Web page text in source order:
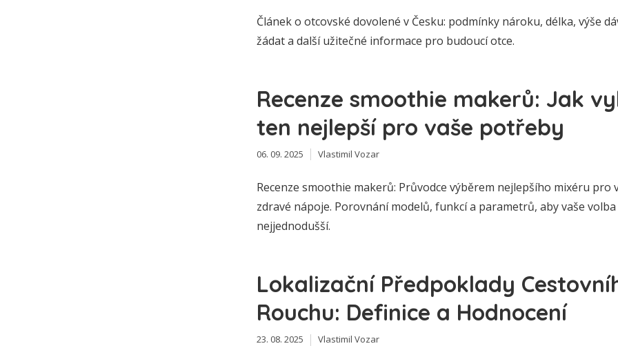
Článek o otcovské dovolené v Česku: podmínky nároku, délka, výše
žádat a další užitečné informace pro budoucí otce.
Recenze smoothie makerů: Jak
ten nejlepší pro vaše potřeby
06. 09. 2025 Vlastimil Vozar
Recenze smoothie makerů: Průvodce výběrem nejlepšího mixéru pro
zdravé nápoje. Porovnání modelů, funkcí a parametrů, aby vaše volba
nejjednodušší.
Lokalizační Předpoklady
Rouchu: Definice a Hodnocení
23. 08. 2025 Vlastimil Vozar